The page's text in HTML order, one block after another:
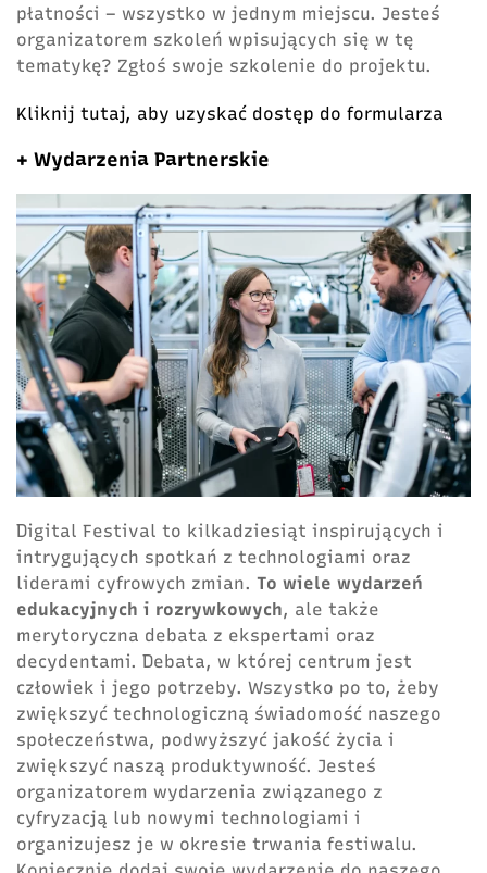
płatności – wszystko w jednym miejscu. Jesteś
organizatorem szkoleń wpisujących się w tę
tematykę? Zgłoś swoje szkolenie do projektu.
Kliknij tutaj, aby uzyskać dostęp do formularza
+ Wydarzenia Partnerskie
Digital Festival to kilkadziesiąt inspirujących i
intrygujących spotkań z technologiami oraz
liderami cyfrowych zmian. To wiele wydarzeń
edukacyjnych i rozrywkowych, ale także
merytoryczna debata z ekspertami oraz
decydentami. Debata, w której centrum jest
człowiek i jego potrzeby. Wszystko po to, żeby
zwiększyć technologiczną świadomość naszego
społeczeństwa, podwyższyć jakość życia i
zwiększyć naszą produktywność. Jesteś
organizatorem wydarzenia związanego z
cyfryzacją lub nowymi technologiami i
organizujesz je w okresie trwania festiwalu.